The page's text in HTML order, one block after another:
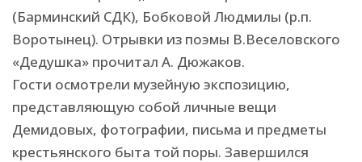
(Барминский СДК), Бобковой Людмилы (р.п.
Воротынец). Отрывки из поэмы В.Веселовского
«Дедушка» прочитал А. Дюжаков.
Гости осмотрели музейную экспозицию,
представляющую собой личные вещи
Демидовых, фотографии, письма и предметы
крестьянского быта той поры. Завершился